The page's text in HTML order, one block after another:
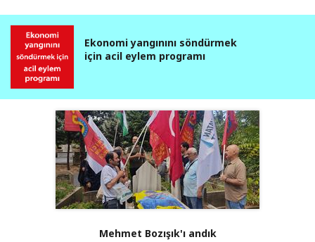
Ekonomi yangınını söndürmek
için acil eylem programı
Mehmet Bozışık'ı andık